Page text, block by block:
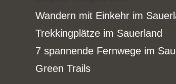
Wandern mit Einkehr im
Trekkingplätze im Sauerland
7 spannende Fernwege im
Green Trails